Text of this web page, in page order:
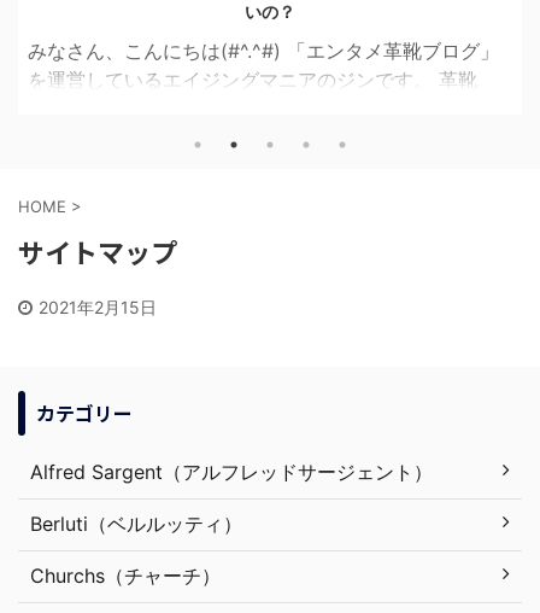
いの？
みなさん、こんにちは(#^.^#) 「エンタメ革靴ブログ」
を運営しているエイジングマニアのジンです。 革靴
靴の楽しさを発見し、皆さんに共有出来たら嬉しいなと
時、どうすればよいのか？」について、レポートしてい
スレザー」とは、表面が樹脂でコーティングされている
沢感が強い ・お手入れが簡単 などが ...
HOME >
サイトマップ
2021年2月15日
カテゴリー
Alfred Sargent（アルフレッドサージェント）
Berluti（ベルルッティ）
Churchs（チャーチ）